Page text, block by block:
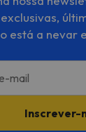
está a nevar
mail
Inscrever-